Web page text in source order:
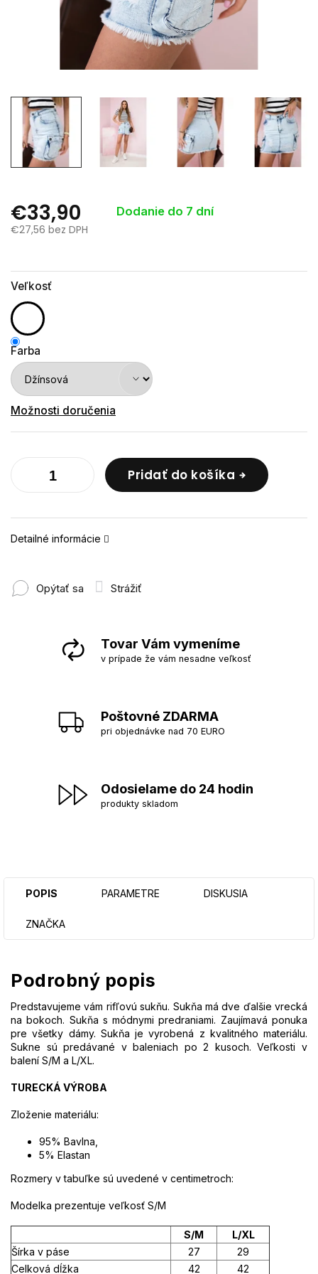
€33,90
Dodanie do 7 dní
€27,56 bez DPH
Veľkosť
Farba
Možnosti doručenia
Pridať do košíka
Detailné informácie
Opýtať sa Strážiť
Tovar Vám vymeníme
v prípade že vám nesadne veľkosť
Poštovné ZDARMA
pri objednávke nad 70 EURO
Odosielame do 24 hodin
produkty skladom
POPIS PARAMETRE DISKUSIA
ZNAČKA
Podrobný popis
Predstavujeme vám rifľovú sukňu. Sukňa má dve ďalšie vrecká
na bokoch. Sukňa s módnymi predraniami. Zaujímavá ponuka
pre všetky dámy. Sukňa je vyrobená z kvalitného materiálu.
Sukne sú predávané v baleniach po 2 kusoch. Veľkosti v
balení S/M a L/XL.
TURECKÁ VÝROBA
Zloženie materiálu:
95% Bavlna,
5% Elastan
Rozmery v tabuľke sú uvedené v centimetroch:
Modelka prezentuje veľkosť S/M
S/M
L/XL
Šírka v páse
27
29
Celková dĺžka
42
42